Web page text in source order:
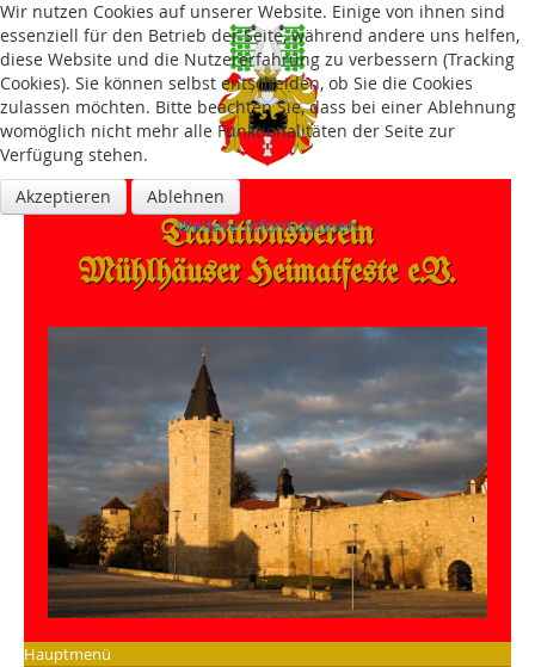
Traditions­verein
Mühlhäuser Heimatfeste e.V.
Hauptmenü
Wir nutzen Cookies auf unserer Website. Einige von ihnen sind
essenziell für den Betrieb der Seite, während andere uns helfen,
diese Website und die Nutzererfahrung zu verbessern (Tracking
Cookies). Sie können selbst entscheiden, ob Sie die Cookies
zulassen möchten. Bitte beachten Sie, dass bei einer Ablehnung
womöglich nicht mehr alle Funktionalitäten der Seite zur
Verfügung stehen.
Akzeptieren
Ablehnen
Weitere Informationen